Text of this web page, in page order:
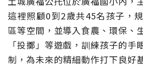
這裡照顧0到2歲共45名孩子，
區等空間，並導入食農、環保、
「投擲」等遊戲，訓練孩子的手
制，為未來的精細動作打下良好